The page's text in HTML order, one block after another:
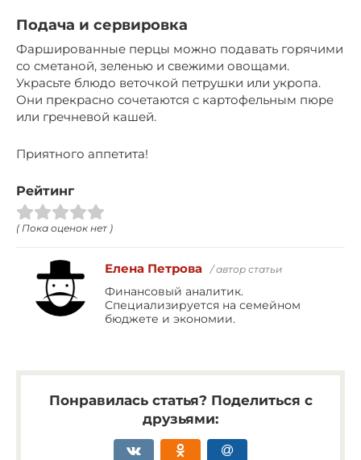
Подача и сервировка
Фаршированные перцы можно подавать горячими
со сметаной, зеленью и свежими овощами.
Украсьте блюдо веточкой петрушки или укропа.
Они прекрасно сочетаются с картофельным пюре
или гречневой кашей.
Приятного аппетита!
Рейтинг
( Пока оценок нет )
Елена Петрова / автор статьи
Финансовый аналитик.
Специализируется на семейном
бюджете и экономии.
Понравилась статья? Поделиться с
друзьями: